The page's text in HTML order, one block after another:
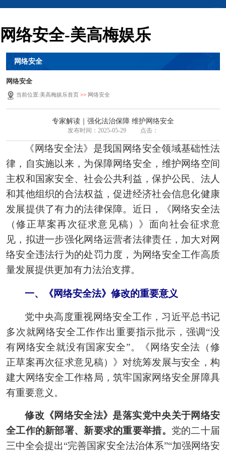
网络安全-美高梅娱乐
网络安全
网络安全
当前位置:美高梅娱乐首页 >> 网络安全
专家解读｜强化法治保障 维护网络安全
发布时间：2025-05-29 点击：
《网络安全法》是我国网络安全领域基础性法
律，自实施以来，为保障网络安全，维护网络空间
主权和国家安全、社会公共利益，保护公民、法人
和其他组织的合法权益，促进经济社会信息化健康
发展提供了有力的法律保障。近日，《网络安全法
（修正草案再次征求意见稿）》面向社会征求意
见，拟进一步强化网络运营者法律责任，加大对网
络安全违法行为的处罚力度，为网络安全工作高质
量发展提供更加有力法治支撑。
一、《网络安全法》修改的重要意义
党中央高度重视网络安全工作，习近平总书记
多次就网络安全工作作出重要指示批示，强调“没
有网络安全就没有国家安全”。《网络安全法（修
正草案再次征求意见稿）》对统筹发展与安全，构
建大网络安全工作格局，筑牢国家网络安全屏障具
有重要意义。
修改《网络安全法》是落实党中央关于网络安
全工作的新部署、新要求的重要举措。 党的二十届
三中全会提出“完善国家安全法治体系”“加强网络安